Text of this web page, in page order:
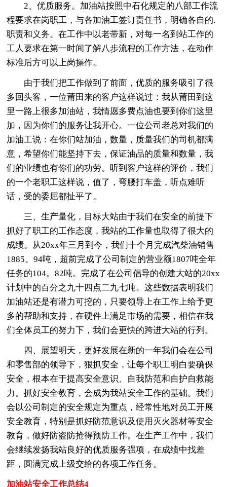
2、优质服务。加油站按照中石化规定的八部工作流
程要求在岗职工，与各加油工签订责任书，明确各自的.
职责和义务。在工作中以老带新，对每一名到站工作的
工人要求在第一时间了解八步流程的工作方法，在动作
标准后方可以上岗操作。
由于我们把工作做到了前面，优质的服务吸引了很
多回头客，一位莆田来的客户这样说过：我从莆田到这
里一路上很多加油站，我情愿多费点油也要到你们这里
加，因为你们的服务让我开心。一位公司老总对我们的
加油工说：在你们站加油，数量，质量我们的司机都满
意，希望你们能坚持下去，保证油品的质量和数量，我
们的业绩也有你们的功劳。听到客户这样的评价，我们
的一个老职工这样说，值了，弯腰打车盖，听点难听
话，受的委屈都扯平了。
三、生产量化，目标大站由于我们在安全的前提下
抓好了职工的工作态度，我站的工作量也取得了很大的
成绩。从20xx年三月到今，我们十个月完成汽柴油销售
1885。94吨，超前完成了公司制定的营业额1807吨全年
任务的104。82吨。完成了在公司倡导的创建大站的20xx
计划中的百分之九十四点二九七吨。这些数据表明我们
加油站还是有潜力可挖的，只要领导上在工作上给予更
多的帮助和支持，在硬件上满足市场的需要，相信在我
们全体员工的努力下，我们会更快的跨进大站的行列。
四、展望明天，更好发展在新的一年我们会在公司
和零售部的领导下，狠抓安全，让每个职工明白要确保
安全，根本在于提高安全意识、自我防范和自护自救能
力。抓好安全教育，会成为我站安全工作的基础。我们
会以公司制定的安全规定为重点，经常性地对员工开展
安全教育，特别是抓好防范意识及使用灭火器材等安全
教育，做好防盗防抢得预防工作。在生产工作中，我们
会继续发扬我站良好的优质服务强项，在成绩中找差
距，圆满完成上级交给的各项工作任务。
加油站安全工作总结4